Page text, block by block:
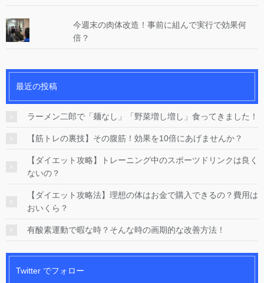
今週末の肉体改造！事前に組んで実行で効果何
倍？
最近の投稿
ラーメン二郎で「麺なし」「野菜増し増し」食ってきました！
【筋トレの裏技】その腹筋！効果を10倍にあげませんか？
【ダイエット攻略】トレーニング中のスポーツドリンクは良く
ないの？
【ダイエット攻略法】理想の体はお金で購入できるの？費用は
おいくら？
有酸素運動で暇な時？そんな時の画期的な改善方法！
Twitter でフォロー